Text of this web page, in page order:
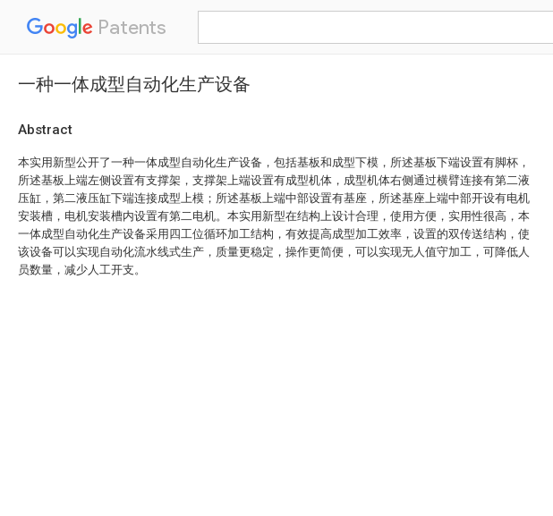
Patents
一种一体成型自动化生产设备
Abstract
本实用新型公开了一种一体成型自动化生产设备，包括基板和成型下模，所述基板下端设置有脚杯，
所述基板上端左侧设置有支撑架，支撑架上端设置有成型机体，成型机体右侧通过横臂连接有第二液
压缸，第二液压缸下端连接成型上模；所述基板上端中部设置有基座，所述基座上端中部开设有电机
安装槽，电机安装槽内设置有第二电机。本实用新型在结构上设计合理，使用方便，实用性很高，本
一体成型自动化生产设备采用四工位循环加工结构，有效提高成型加工效率，设置的双传送结构，使
该设备可以实现自动化流水线式生产，质量更稳定，操作更简便，可以实现无人值守加工，可降低人
员数量，减少人工开支。